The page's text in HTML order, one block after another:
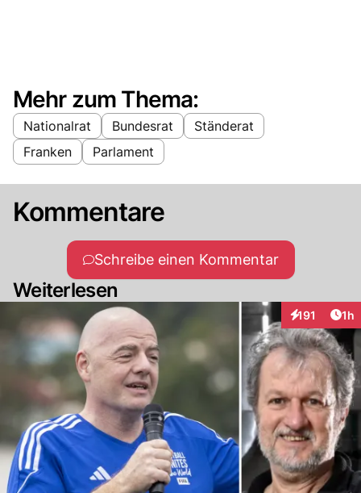
Mehr zum Thema:
Nationalrat Bundesrat
Ständerat
Franken
Parlament
Kommentare
Schreibe einen Kommentar
Weiterlesen
191
Interaktionen
1h